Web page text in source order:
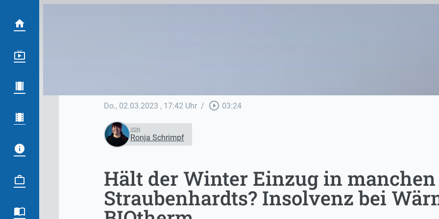
Do., 02.03.2023 , 17:42 Uhr / play_circle_outline 03:24
VON
Ronja Schrimpf
Hält der Winter Einzug in
Straubenhardts? Insolvenz bei